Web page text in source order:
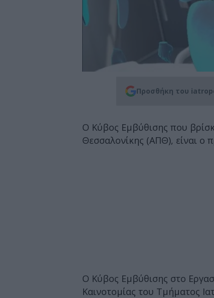
Προσθήκη του
Ο Κύβος Εμβύθισης που
Θεσσαλονίκης (ΑΠΘ), είναι ο
Ο Κύβος Εμβύθισης στο
Καινοτομίας του Τμήματος